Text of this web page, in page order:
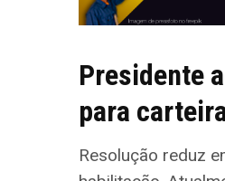
Presidente
para
Resolução reduz